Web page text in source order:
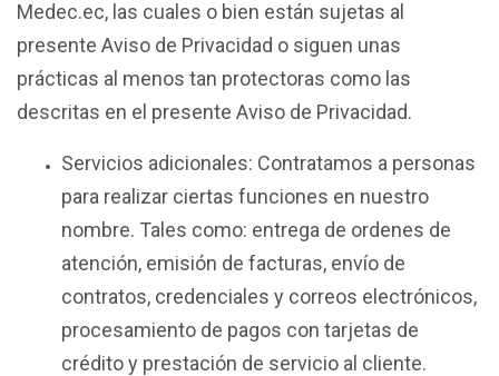
Medec.ec, las cuales o bien están sujetas al
presente Aviso de Privacidad o siguen unas
prácticas al menos tan protectoras como las
descritas en el presente Aviso de Privacidad.
Servicios adicionales: Contratamos a personas
para realizar ciertas funciones en nuestro
nombre. Tales como: entrega de ordenes de
atención, emisión de facturas, envío de
contratos, credenciales y correos electrónicos,
procesamiento de pagos con tarjetas de
crédito y prestación de servicio al cliente.